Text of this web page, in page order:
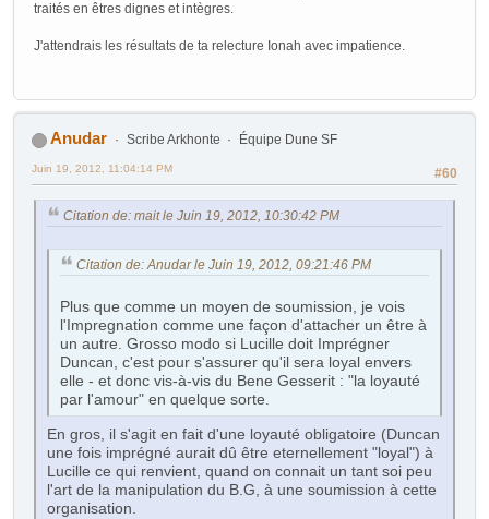
traités en êtres dignes et intègres.
J'attendrais les résultats de ta relecture Ionah avec impatience.
Anudar Scribe Arkhonte Équipe Dune SF
#60
Juin 19, 2012, 11:04:14 PM
Citation de: mait le Juin 19, 2012, 10:30:42 PM
Citation de: Anudar le Juin 19, 2012, 09:21:46 PM
Plus que comme un moyen de soumission, je vois
l'Impregnation comme une façon d'attacher un être à
un autre. Grosso modo si Lucille doit Imprégner
Duncan, c'est pour s'assurer qu'il sera loyal envers
elle - et donc vis-à-vis du Bene Gesserit : "la loyauté
par l'amour" en quelque sorte.
En gros, il s'agit en fait d'une loyauté obligatoire (Duncan
une fois imprégné aurait dû être eternellement "loyal") à
Lucille ce qui renvient, quand on connait un tant soi peu
l'art de la manipulation du B.G, à une soumission à cette
organisation.